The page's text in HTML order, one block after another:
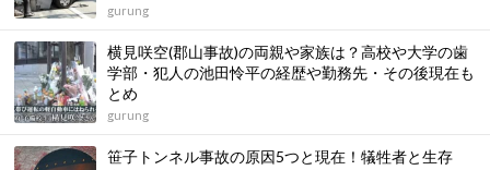
gurung
横見咲空(郡山事故)の両親や家族は？高校や大学の歯
学部・犯人の池田怜平の経歴や勤務先・その後現在も
とめ
gurung
笹子トンネル事故の原因5つと現在！犠牲者と生存